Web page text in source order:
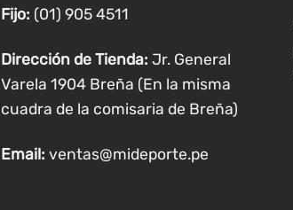
producto
Fijo: (01) 905 4511
Dirección de Tienda: Jr. General
Varela 1904 Breña (En la misma
cuadra de la comisaria de Breña)
Email: ventas@mideporte.pe